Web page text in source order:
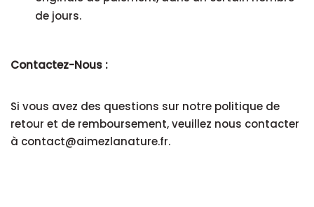
de jours.
Contactez-Nous :
Si vous avez des questions sur notre politique de
retour et de remboursement, veuillez nous contacter
à contact@aimezlanature.fr.